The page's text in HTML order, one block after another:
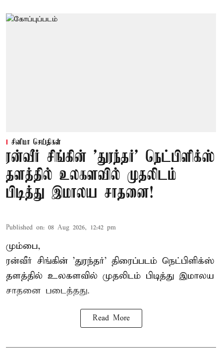
சினிமா செய்திகள்
ரன்வீர் சிங்கின் 'துரந்தர்' நெட்பிளிக்ஸ்
தளத்தில் உலகளவில் முதலிடம்
பிடித்து இமாலய சாதனை!
Published on: 08 Aug 2026, 12:42 pm
மும்பை,
ரன்வீர் சிங்கின் 'துரந்தர்' திரைப்படம் நெட்பிளிக்ஸ்
தளத்தில் உலகளவில் முதலிடம் பிடித்து இமாலய
சாதனை படைத்தது.
Read More